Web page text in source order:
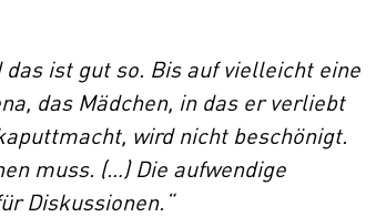
ist gut so. Bis auf vielleicht eine
das Mädchen, in das er verliebt
wird nicht beschönigt.
muss. (…) Die aufwendige
Diskussionen.“